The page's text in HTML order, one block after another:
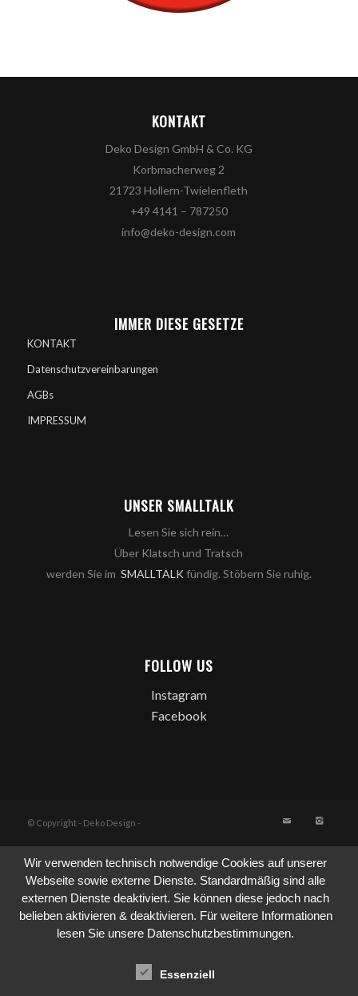
KONTAKT
Deko Design GmbH & Co. KG
Korbmacherweg 2
21723 Hollern-Twielenfleth
+49 4141 – 787250
info@deko-design.com
IMMER DIESE GESETZE
KONTAKT
Datenschutzvereinbarungen
AGBs
IMPRESSUM
UNSER SMALLTALK
Lesen Sie sich rein…
Über Klatsch und Tratsch
werden Sie im SMALLTALKfündig. Stöbern Sie ruhig.
FOLLOW US
Instagram
Facebook
© Copyright - Deko Design -
Wir verwenden technisch notwendige Cookies auf unserer
Webseite sowie externe Dienste. Standardmäßig sind alle
externen Dienste deaktiviert. Sie können diese jedoch nach
belieben aktivieren & deaktivieren. Für weitere Informationen
lesen Sie unsere Datenschutzbestimmungen.
Essenziell